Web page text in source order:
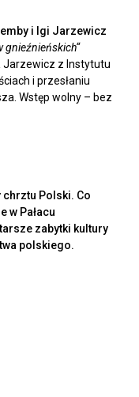
i Igi Jarzewicz
gnieźnieńskich“
Jarzewicz z Instytutu
i przesłaniu
Wstęp wolny – bez
Polski. Co
w Pałacu
zabytki kultury
polskiego.